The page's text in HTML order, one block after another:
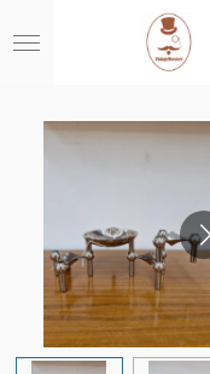
direct
hoofdinhoud